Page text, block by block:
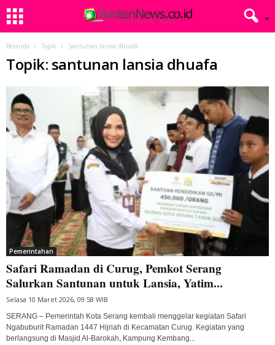
Beranda Topik Santunan lansia dhuafa
Topik: santunan lansia dhuafa
Pemerintahan
Safari Ramadan di Curug, Pemkot Serang
Salurkan Santunan untuk Lansia, Yatim...
Selasa 10 Maret 2026, 09:58 WIB
SERANG – Pemerintah Kota Serang kembali menggelar kegiatan Safari
Ngabuburit Ramadan 1447 Hijriah di Kecamatan Curug. Kegiatan yang
berlangsung di Masjid Al-Barokah, Kampung Kembang...